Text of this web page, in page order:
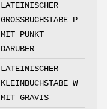
LATEINISCHER
GROSSBUCHSTABE P
MIT PUNKT
DARÜBER
LATEINISCHER
KLEINBUCHSTABE W
MIT GRAVIS